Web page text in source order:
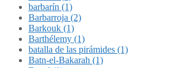
barbarín (1)
Barbarroja (2)
Barkouk (1)
Barthélemy (1)
batalla de las pirámides (1)
Batn-el-Bakarah (1)